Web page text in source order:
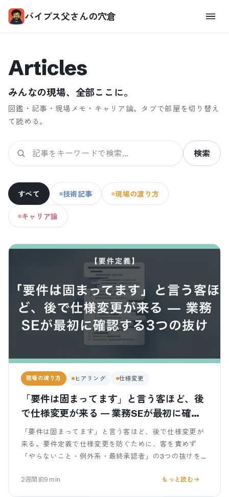
バイブス父さんの穴倉
Articles
みんなの現場、全部ここに。
図鑑・記事・現場メモ・キャリア論。タブで部屋を切り替え
て読める。
検索
すべて 技術記事 現場の渡り方
キャリア論
現場の渡り方 ヒアリング 仕様変更
「要件は固まってます」と言う客ほど、後
で仕様変更が来る — 業務SEが最初に確認
する3つの抜け
「要件は固まってます」と言う客ほど、後で仕様変更が
来る。要件定義で仕様変更を防ぐために、客を責めず
「やらないこと・例外系・最終承認者」の3つの抜けを
2週間前9 min もっと読む